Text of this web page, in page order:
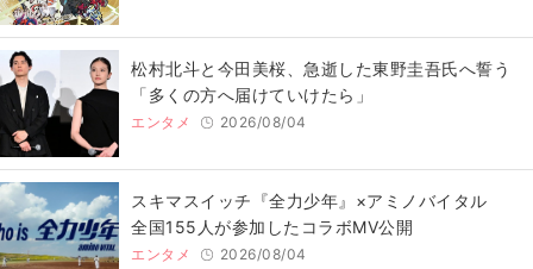
松村北斗と今田美桜、急逝した東野圭吾氏へ誓う
「多くの方へ届けていけたら」
エンタメ 2026/08/04
スキマスイッチ『全力少年』×アミノバイタル
全国155人が参加したコラボMV公開
エンタメ 2026/08/04